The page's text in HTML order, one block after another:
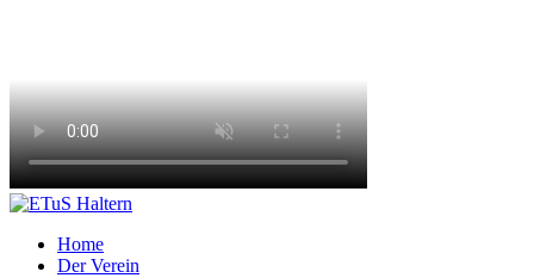
Home
Der Verein